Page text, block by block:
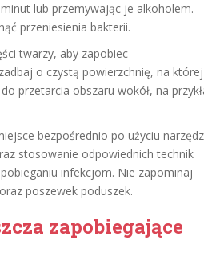
lub przemywając je alkoholem.
przeniesienia bakterii.
twarzy, aby zapobiec
o czystą powierzchnię, na której
przetarcia obszaru wokół, na
bezpośrednio po użyciu
stosowanie odpowiednich technik
infekcjom. Nie zapominaj
poszewek poduszek.
zapobiegające